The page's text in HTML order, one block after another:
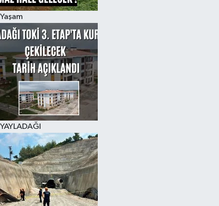
Yaşam
YAYLADAĞI